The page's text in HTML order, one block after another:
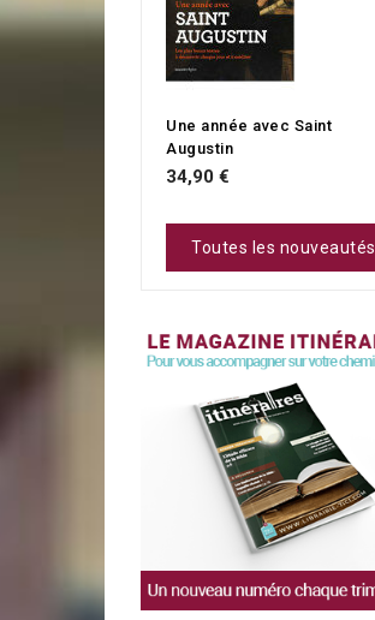
Une année avec Saint
Augustin
34,90 €
Toutes les nouveautés